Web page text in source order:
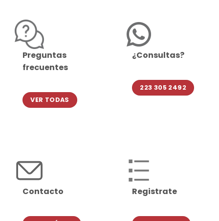
Preguntas
frecuentes
VER TODAS
¿Consultas?
223 305 2492
Contacto Registrate